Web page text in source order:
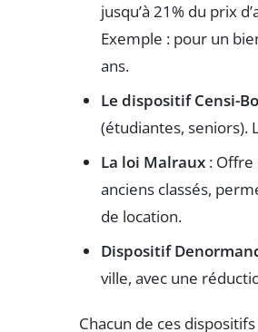
jusqu’à 21% du prix
Exemple : pour un
ans.
Le dispositif Censi-
(étudiantes, seniors).
La loi Malraux : Offre
anciens classés,
de location.
Dispositif
ville, avec une
Chacun de ces